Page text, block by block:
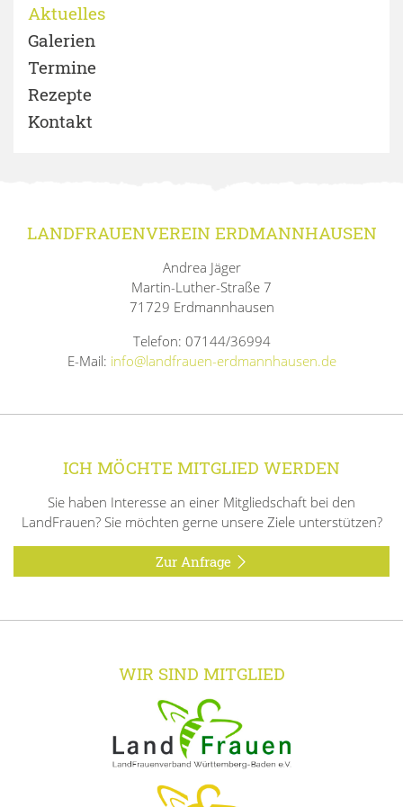
Aktuelles
Galerien
Termine
Rezepte
Kontakt
LANDFRAUENVEREIN ERDMANNHAUSEN
Andrea Jäger
Martin-Luther-Straße 7
71729 Erdmannhausen
Telefon: 07144/36994
E-Mail: info@landfrauen-erdmannhausen.de
ICH MÖCHTE MITGLIED WERDEN
Sie haben Interesse an einer Mitgliedschaft bei den
LandFrauen? Sie möchten gerne unsere Ziele unterstützen?
Zur Anfrage
WIR SIND MITGLIED